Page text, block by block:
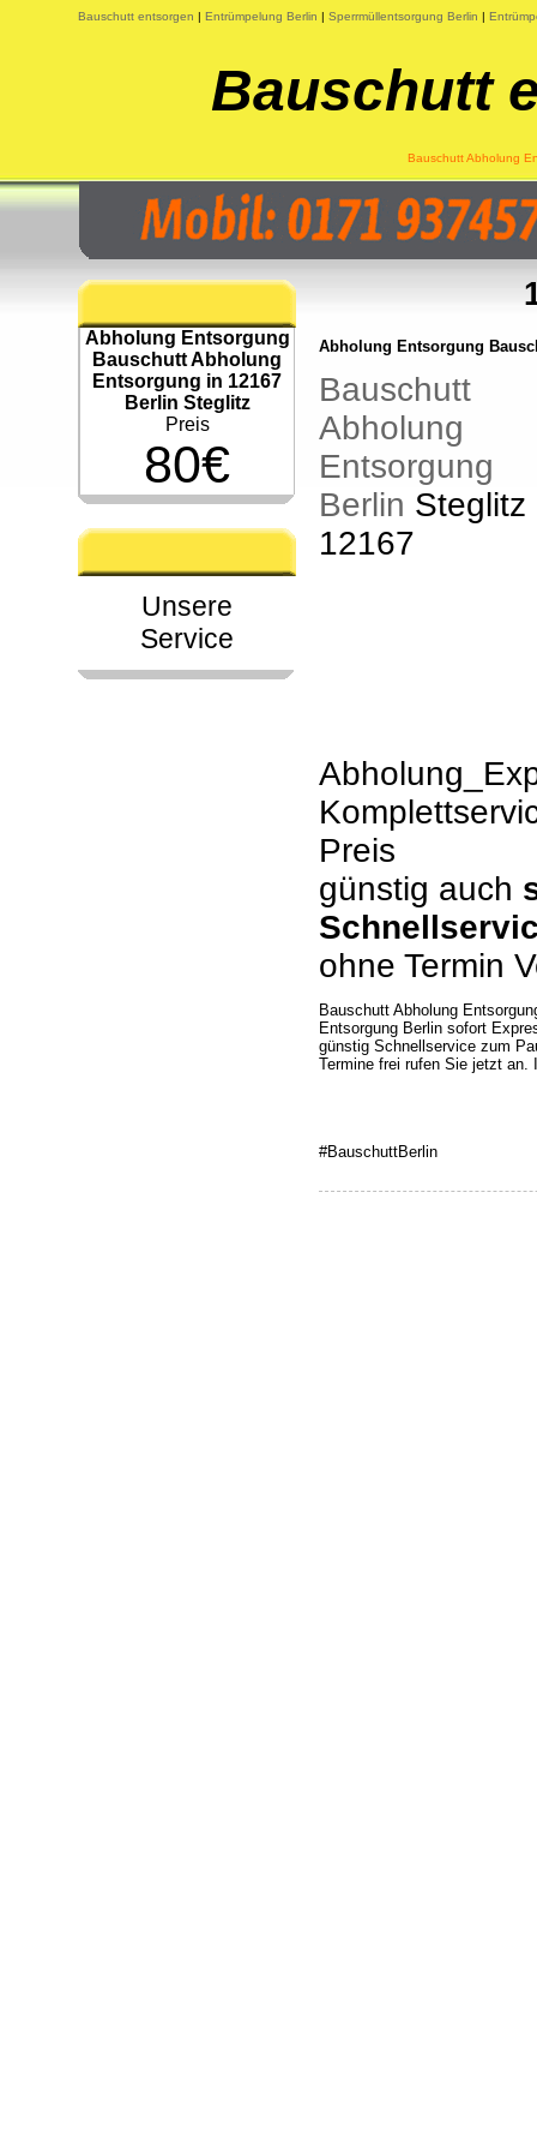
Bauschutt entsorgen | Entrümpelung Berlin | Sperrmüllentsorgung Berlin |
Bauschutt
Bauschutt Abholung
Abholung Entsorgung
Bauschutt Abholung
Entsorgung in 12167
Berlin Steglitz
Preis
80€
Unsere
Service
Abholung Entsorgung
Bauschutt
Abholung
Entsorgung
Berlin Steglitz
12167
Preis
günstig auch
ohne Termin
Bauschutt Abholung
Entsorgung Berlin sofort
günstig Schnellservice zum
Termine frei rufen Sie jetzt an.
#BauschuttBerlin